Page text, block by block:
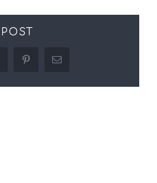
linkedin pinterestEmail